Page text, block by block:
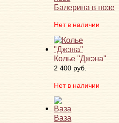
Балерина в позе
Нет в наличии
Колье "Джэна"
2 400 руб.
Нет в наличии
Ваза